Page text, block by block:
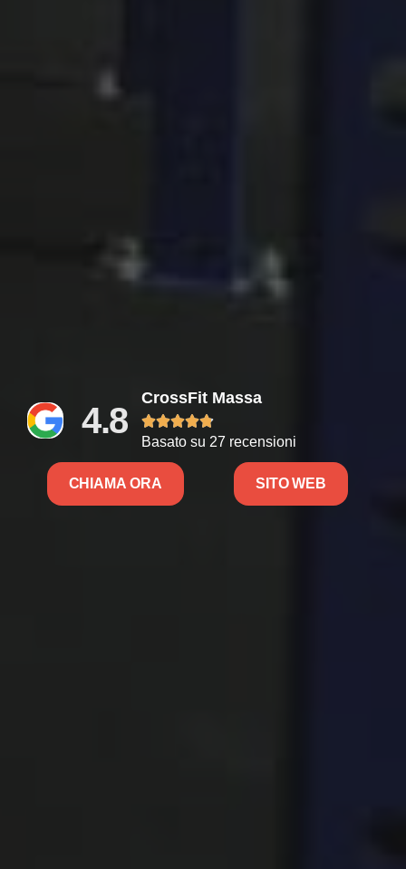
4.8
CrossFit Massa

Basato su 27 recensioni
CHIAMA ORA SITO WEB